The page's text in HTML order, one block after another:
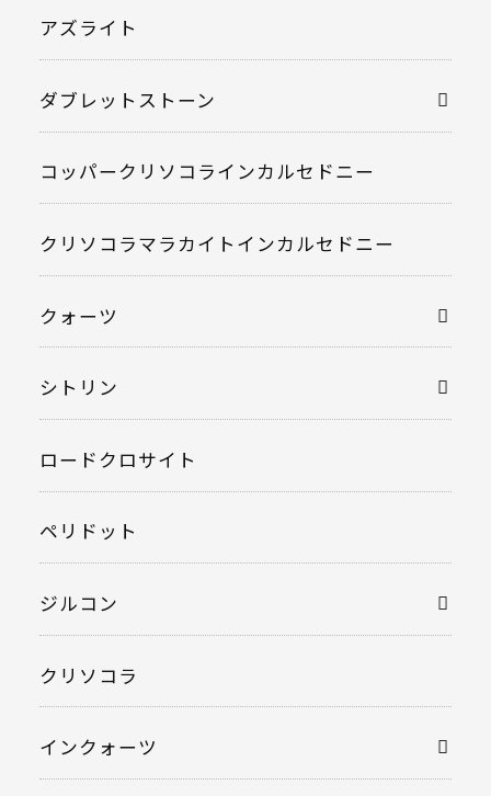
アズライト
ダブレットストーン
コッパークリソコラインカルセドニー
クリソコラマラカイトインカルセドニー
クォーツ
シトリン
ロードクロサイト
ペリドット
ジルコン
クリソコラ
インクォーツ